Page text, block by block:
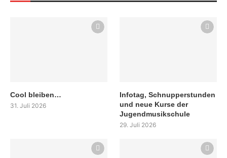
Cool bleiben…
31. Juli 2026
Infotag, Schnupperstunden
und neue Kurse der
Jugendmusikschule
29. Juli 2026